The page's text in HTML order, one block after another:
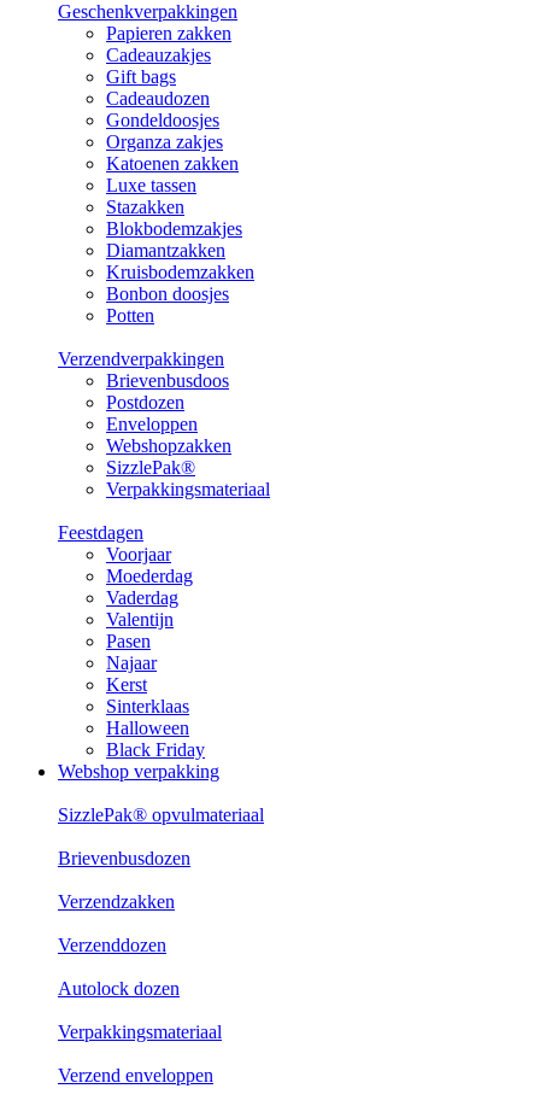
Geschenkverpakkingen
Papieren zakken
Cadeauzakjes
Gift bags
Cadeaudozen
Gondeldoosjes
Organza zakjes
Katoenen zakken
Luxe tassen
Stazakken
Blokbodemzakjes
Diamantzakken
Kruisbodemzakken
Bonbon doosjes
Potten
Verzendverpakkingen
Brievenbusdoos
Postdozen
Enveloppen
Webshopzakken
SizzlePak®
Verpakkingsmateriaal
Feestdagen
Voorjaar
Moederdag
Vaderdag
Valentijn
Pasen
Najaar
Kerst
Sinterklaas
Halloween
Black Friday
Webshop verpakking
SizzlePak® opvulmateriaal
Brievenbusdozen
Verzendzakken
Verzenddozen
Autolock dozen
Verpakkingsmateriaal
Verzend enveloppen